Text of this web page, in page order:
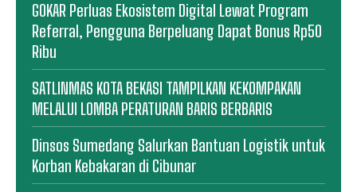
GOKAR Perluas Ekosistem Digital Lewat Program
Referral, Pengguna Berpeluang Dapat Bonus Rp50
Ribu
SATLINMAS KOTA BEKASI TAMPILKAN KEKOMPAKAN
MELALUI LOMBA PERATURAN BARIS BERBARIS
Dinsos Sumedang Salurkan Bantuan Logistik untuk
Korban Kebakaran di Cibunar